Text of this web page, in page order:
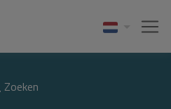
Zoeken